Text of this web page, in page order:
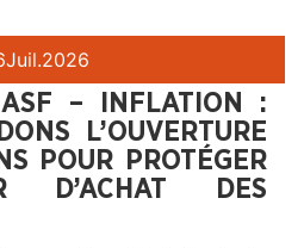
Juil.2026
ASF – INFLATION :
L’OUVERTURE
POUR PROTÉGER
D’ACHAT DES